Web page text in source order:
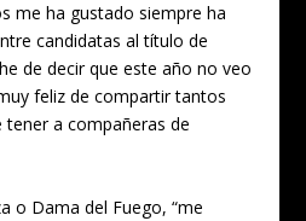
me ha gustado siempre ha
candidatas al título de
de decir que este año no veo
feliz de compartir tantos
a compañeras de
o Dama del Fuego, “me